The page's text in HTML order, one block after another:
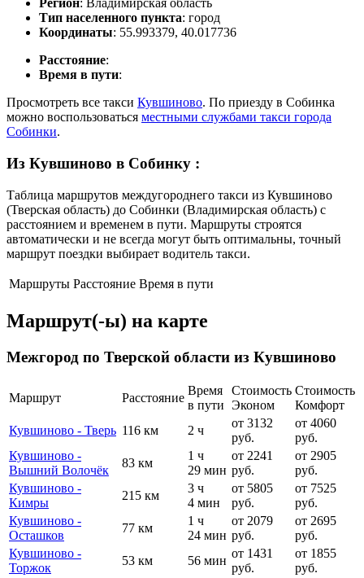
Регион: Владимирская область
Тип населенного пункта: город
Координаты: 55.993379, 40.017736
Расстояние:
Время в пути:
Просмотреть все такси Кувшиново. По приезду в Собинка
можно воспользоваться местными службами такси города
Собинки.
Из Кувшиново в Собинку :
Таблица маршрутов междугороднего такси из Кувшиново
(Тверская область) до Собинки (Владимирская область) с
расстоянием и временем в пути. Маршруты строятся
автоматически и не всегда могут быть оптимальны, точный
маршрут поездки выбирает водитель такси.
Маршруты Расстояние Время в пути
Маршрут(-ы) на карте
Межгород по Тверской области из Кувшиново
Маршрут Расстояние
Время
в пути
Стоимость
Эконом
Стоимость
Комфорт
Кувшиново - Тверь 116 км 2 ч
от 3132
руб.
от 4060
руб.
Кувшиново -
Вышний Волочёк
83 км
1 ч
29 мин
от 2241
руб.
от 2905
руб.
Кувшиново -
Кимры
215 км
3 ч
4 мин
от 5805
руб.
от 7525
руб.
Кувшиново -
Осташков
77 км
1 ч
24 мин
от 2079
руб.
от 2695
руб.
Кувшиново -
Торжок
53 км 56 мин
от 1431
руб.
от 1855
руб.